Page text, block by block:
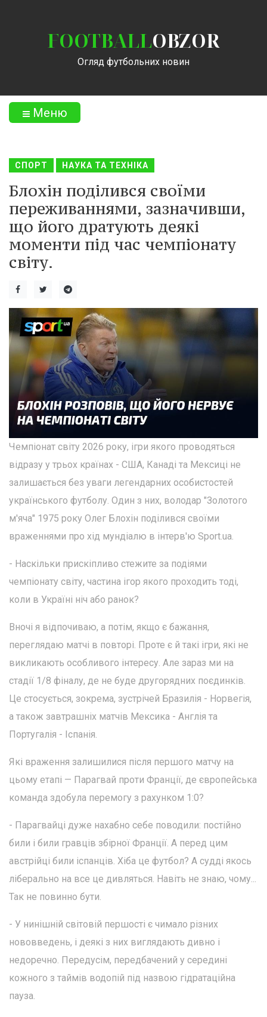
FOOTBALLOBZOR
Огляд футбольних новин
Меню
СПОРТ НАУКА ТА ТЕХНІКА
Блохін поділився своїми
переживаннями, зазначивши,
що його дратують деякі
моменти під час чемпіонату
світу.
Чемпіонат світу 2026 року, ігри якого проводяться
відразу у трьох країнах - США, Канаді та Мексиці не
залишається без уваги легендарних особистостей
українського футболу. Один з них, володар "Золотого
м'яча" 1975 року Олег Блохін поділився своїми
враженнями про хід мундіалю в інтерв'ю Sport.ua.
- Наскільки прискіпливо стежите за подіями
чемпіонату світу, частина ігор якого проходить тоді,
коли в Україні ніч або ранок?
Вночі я відпочиваю, а потім, якщо є бажання,
переглядаю матчі в повторі. Проте є й такі ігри, які не
викликають особливого інтересу. Але зараз ми на
стадії 1/8 фіналу, де не буде другорядних поєдинків.
Це стосується, зокрема, зустрічей Бразилія - Норвегія,
а також завтрашніх матчів Мексика - Англія та
Португалія - Іспанія.
Які враження залишилися після першого матчу на
цьому етапі — Парагвай проти Франції, де європейська
команда здобула перемогу з рахунком 1:0?
- Парагвайці дуже нахабно себе поводили: постійно
били і били гравців збірної Франції. А перед цим
австрійці били іспанців. Хіба це футбол? А судді якось
ліберально на все це дивляться. Навіть не знаю, чому...
Так не повинно бути.
- У нинішній світовій першості є чимало різних
нововведень, і деякі з них виглядають дивно і
недоречно. Передусім, передбачений у середині
кожного з таймів водопій під назвою гідратаційна
пауза.